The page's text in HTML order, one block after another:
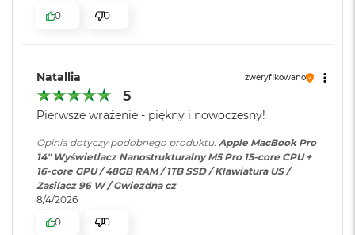
c
o
o
k
A
r
2
T
B
Stałe częstotliwości odświeżania: 47,95 Hz, 48,00 Hz, 50,00 Hz,
Chip
Apple M5 Pro
Apple M5 Pro (15-rdzeniowy procesor CPU + 16-rdzeniowy
procesor GPU + Akceleratory Neural Accelerator)
16-rdzeniowy system Neural Engine
Odtwarzanie wideo: Obsługiwane formaty: m.in.
Dolby Vision, HDR10 i HLG
dźwięku:
AAC, MP3,Apple Lossless,FLAC
Dolby Digital, Dolby Digital
Plus i Dolby Atmos
Zainstalowany
0
0
Natallia zweryfikowano
5
Pierwsze wrażenie - piękny i nowoczesny!
Opinia dotyczy podobnego produktu:Apple MacBook Pro
14" Wyświetlacz Nanostrukturalny M5 Pro 15-core CPU +
16-core GPU / 48GB RAM / 1TB SSD / Klawiatura US /
Zasilacz 96 W / Gwiezdna cz
8/4/2026
0
0